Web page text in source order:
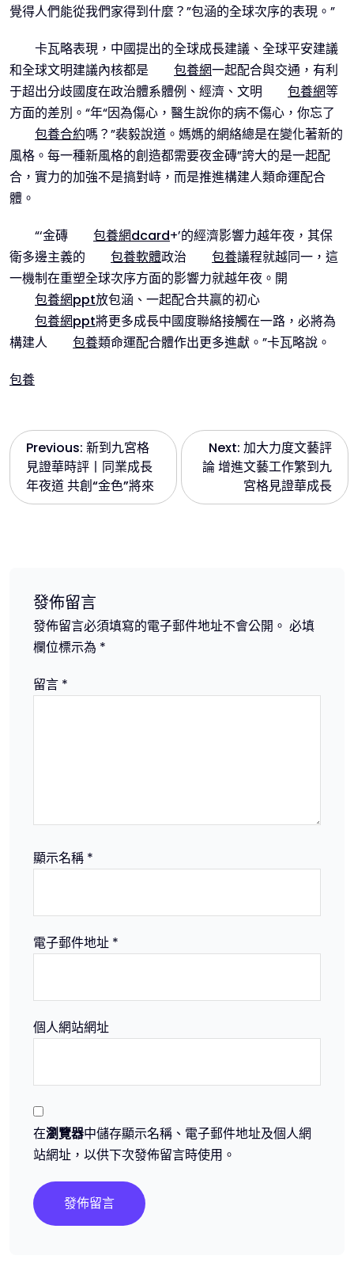
覺得人們能從我們家得到什麼？”包涵的全球次序的表現。”
卡瓦略表現，中國提出的全球成長建議、全球平安建議
和全球文明建議內核都是
包養網一起配合與交通，有利
于超出分歧國度在政治體系體例、經濟、文明
包養網等
方面的差別。“年“因為傷心，醫生說你的病不傷心，你忘了
包養合約嗎？”裴毅說道。媽媽的網絡總是在變化著新的
風格。每一種新風格的創造都需要夜金磚”誇大的是一起配
合，實力的加強不是搞對峙，而是推進構建人類命運配合
體。
“‘金磚 包養網dcard+’的經濟影響力越年夜，其保
衛多邊主義的
包養軟體政治 包養議程就越同一，這
一機制在重塑全球次序方面的影響力就越年夜。開
包養網ppt放包涵、一起配合共贏的初心
包養網ppt將更多成長中國度聯絡接觸在一路，必將為
構建人
包養類命運配合體作出更多進獻。”卡瓦略說。
包養
文
章
Previous: 新到九宮格
見證華時評丨同業成長
年夜道 共創“金色”將來
Next: 加大力度文藝評
論 增進文藝工作繁到九
宮格見證華成長
發佈留言
發佈留言必須填寫的電子郵件地址不會公開。 必填
欄位標示為 *
留言 *
顯示名稱 *
電子郵件地址 *
個人網站網址
在瀏覽器中儲存顯示名稱、電子郵件地址及個人網
站網址，以供下次發佈留言時使用。